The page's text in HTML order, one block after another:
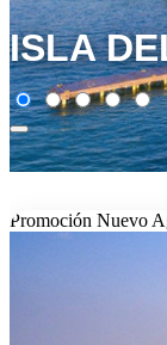
ISLA
Promoción Nuevo